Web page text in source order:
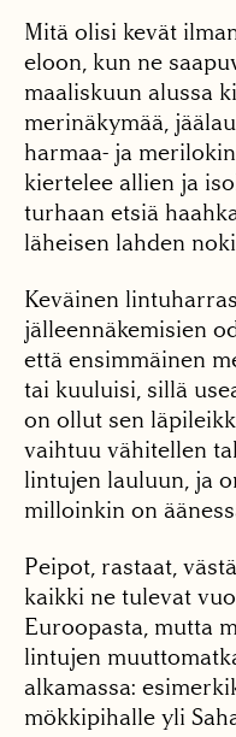
Mitä olisi kevät
eloon, kun ne
maaliskuun alussa
merinäkymää,
harmaa- ja
kiertelee allien ja
turhaan etsiä
läheisen lahden
Keväinen
jälleennäkemisien
että ensimmäinen
tai kuuluisi, sillä
on ollut sen
vaihtuu vähitellen
lintujen lauluun, ja
milloinkin on
Peipot, rastaat,
kaikki ne tulevat
Euroopasta, mutta
lintujen
alkamassa:
mökkipihalle yli